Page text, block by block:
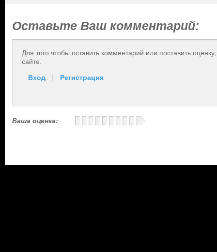
Оставьте Ваш комментарий:
Для того чтобы оставить комментарий или поставить
сайте.
Вход | Регистрация
Ваша оценка: